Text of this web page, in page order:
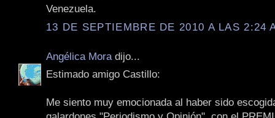
Venezuela.
13 DE SEPTIEMBRE DE 2010 A LAS 2:24
Angélica Mora dijo...
Estimado amigo Castillo:
Me siento muy emocionada al haber sido